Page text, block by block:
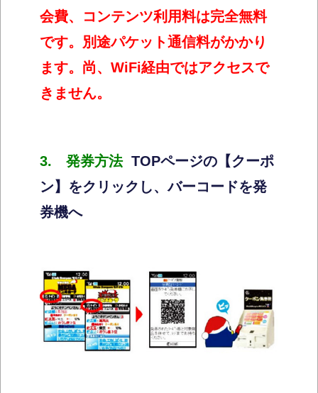
会費、
コンテンツ利用料は完全無料
です。別途パケット通信料がかかり
ます。尚、WiFi経由ではアクセスで
きません。
3. 発券方法 TOPページの【クーポ
ン】をクリックし、バーコードを発
券機へ